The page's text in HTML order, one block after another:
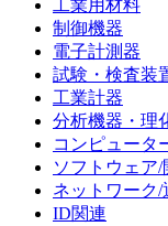
工業用材料
制御機器
電子計測器
試験・検査装
工業計器
分析機器・理
コンピュータ
ソフトウェア
ネットワーク/
ID関連